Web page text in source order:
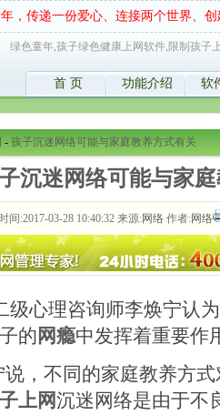
，传递一份爱心、连接两个世界、
绿色童年,孩子绿色健康上网软件,限制孩子
首 页 功能介绍 软
- 孩子沉迷网络可能与家庭教养方式有关
沉迷网络可能与家
时间:2017-03-28 10:40:32 来源:网络作者:网络
理咨询师李焕宁认为
的 网瘾中发挥着重要作
不同的家庭教养方式
上网沉迷网络是由于不